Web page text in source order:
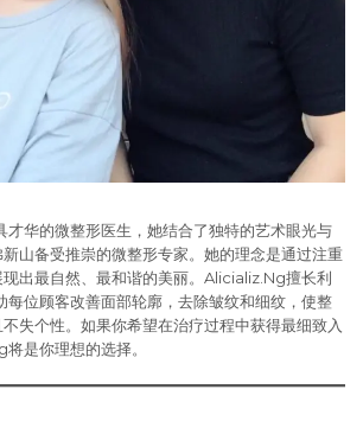
华的微整形医生，她结合了独特的艺术眼光与
山备受推崇的微整形专家。她的理念是通过注重
出最自然、最和谐的美丽。Alicializ.Ng擅长利
每位顾客改善面部轮廓，去除皱纹和细纹，使整
失个性。如果你希望在治疗过程中获得最细致入
是你理想的选择。